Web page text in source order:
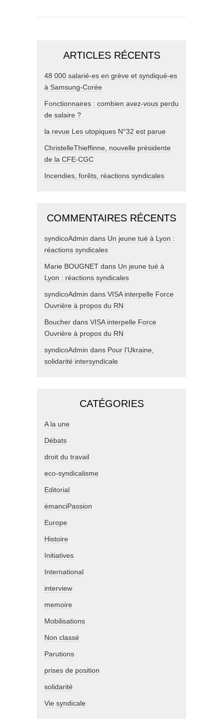
ARTICLES RÉCENTS
48 000 salarié-es en grève et syndiqué-es
à Samsung-Corée
Fonctionnaires : combien avez-vous perdu
de salaire ?
la revue Les utopiques N°32 est parue
ChristelleThieffinne, nouvelle présidente
de la CFE-CGC
Incendies, forêts, réactions syndicales
COMMENTAIRES RÉCENTS
syndicoAdmin dans Un jeune tué à Lyon :
réactions syndicales
Marie BOUGNET dans Un jeune tué à
Lyon : réactions syndicales
syndicoAdmin dans VISA interpelle Force
Ouvrière à propos du RN
Boucher dans VISA interpelle Force
Ouvrière à propos du RN
syndicoAdmin dans Pour l’Ukraine,
solidarité intersyndicale
CATÉGORIES
A la une
Débats
droit du travail
eco-syndicalisme
Editorial
émanciPassion
Europe
Histoire
Initiatives
International
interview
memoire
Mobilisations
Non classé
Parutions
prises de position
solidarité
Vie syndicale